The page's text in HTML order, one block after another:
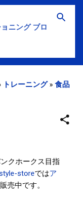
ツに移動
ニング ブログ
トレーニング» 食品
クホークス目指
storeではア
売中です。